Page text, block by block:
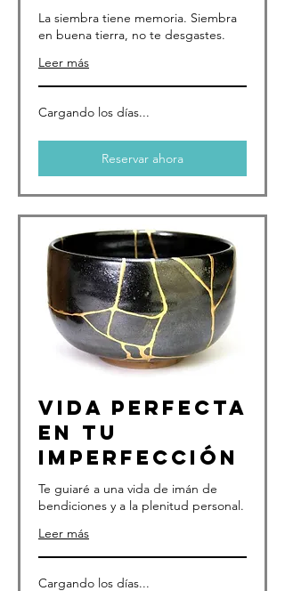
La siembra tiene memoria. Siembra
en buena tierra, no te desgastes.
Leer más
Cargando los días...
Reservar ahora
Vida perfecta
en tu
imperfección
Te guiaré a una vida de imán de
bendiciones y a la plenitud personal.
Leer más
Cargando los días...